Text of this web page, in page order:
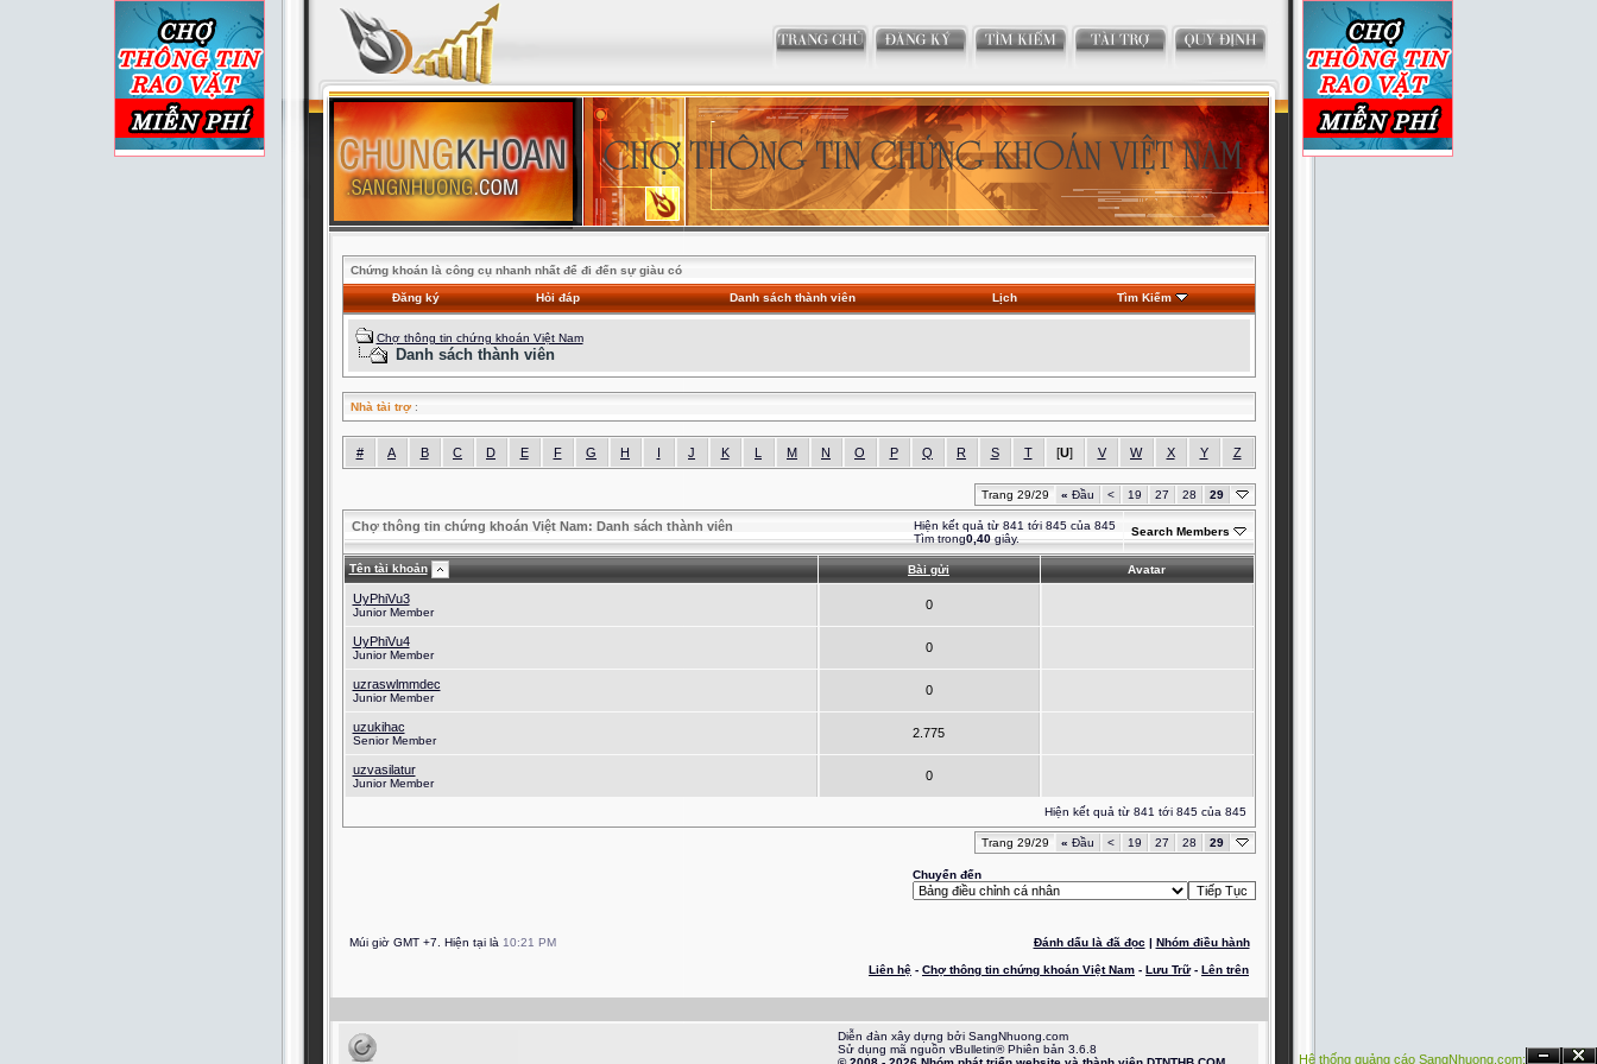
Chứng khoán là công cụ nhanh nhất để đi đến sự giàu có
Đăng ký Hỏi đáp Danh sách thành viên Lịch Tìm Kiếm
Chợ thông tin chứng khoán Việt Nam
Danh sách thành viên
Nhà tài trợ:
# A B C D E F G H I J K L M N O P Q R S T [U] V W X Y Z
Trang 29/29 « Đầu < 19 27 28 29
Hiện kết quả từ 841 tới 845 của 845
Tìm trong0,40giây.
Chợ thông tin chứng khoán Việt Nam: Danh sách thành viên Search Members
Tên tài khoản Bài gửi Avatar
UyPhiVu3
Junior Member
0
UyPhiVu4
Junior Member
0
uzraswlmmdec
Junior Member
0
uzukihac
Senior Member
2.775
uzvasilatur
Junior Member
0
Hiện kết quả từ 841 tới 845 của 845
Trang 29/29 « Đầu < 19 27 28 29
Chuyển đến
Hệ thống quảng cáo SangNhuong.com;
Múi giờ GMT +7. Hiện tại là 10:21 PM Đánh dấu là đã đọc | Nhóm điều hành
Liên hệ - Chợ thông tin chứng khoán Việt Nam - Lưu Trữ- Lên trên
Diễn đàn xây dựng bởi SangNhuong.com
Sử dụng mã nguồn vBulletin® Phiên bản 3.6.8